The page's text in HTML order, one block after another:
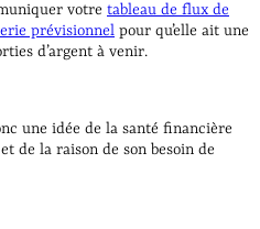
votre tableau de flux de
prévisionnel pour qu’elle ait une
d’argent à venir.
une idée de la santé financière
de la raison de son besoin de